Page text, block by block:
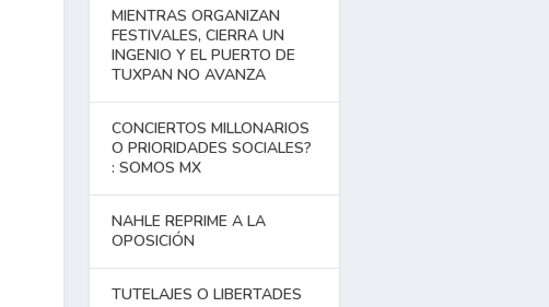
MIENTRAS ORGANIZAN
FESTIVALES, CIERRA UN
INGENIO Y EL PUERTO DE
TUXPAN NO AVANZA
CONCIERTOS MILLONARIOS
O PRIORIDADES SOCIALES?
: SOMOS MX
NAHLE REPRIME A LA
OPOSICIÓN
TUTELAJES O LIBERTADES